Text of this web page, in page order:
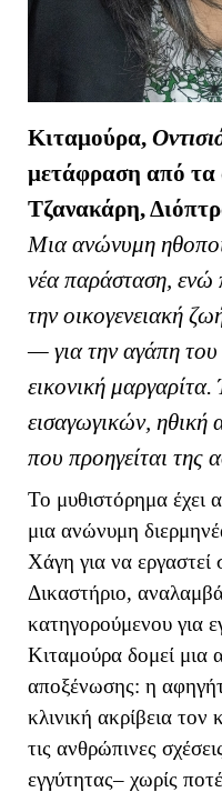
Κιταμούρα,
μετάφραση από τα
Τζανακάρη,
Μια ανώνυμη
νέα παράσταση, ενώ
την οικογενειακή
— για την αγάπη
εικονική
εισαγωγικών, ηθική
που προηγείται
Το μυθιστόρημα έχει
μια ανώνυμη
Χάγη για να εργαστεί
Δικαστήριο,
κατηγορούμενου για
Κιταμούρα δομεί μια
αποξένωσης: η
κλινική ακρίβεια
τις ανθρώπινες
εγγύτητας– χωρίς